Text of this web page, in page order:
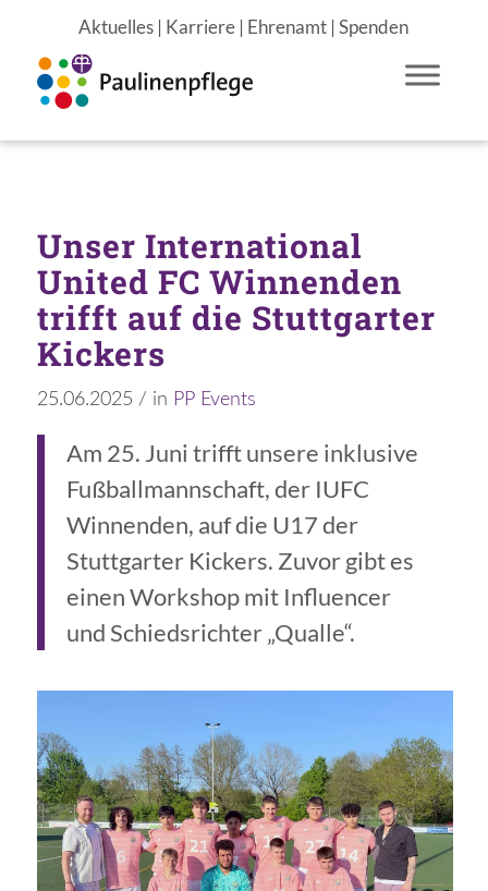
Aktuelles | Karriere | Ehrenamt |Spenden
Unser International
United FC Winnenden
trifft auf die Stuttgarter
Kickers
25.06.2025 / in PP Events
Am 25. Juni trifft unsere inklusive
Fußballmannschaft, der IUFC
Winnenden, auf die U17 der
Stuttgarter Kickers. Zuvor gibt es
einen Workshop mit Influencer
und Schiedsrichter „Qualle“.